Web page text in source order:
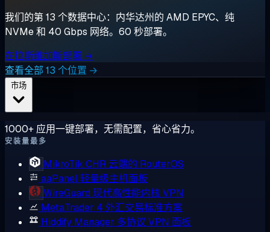
我们的第 13 个数据中心：内华达州的 AMD EPYC、纯
NVMe 和 40 Gbps 网络。60 秒部署。
在拉斯维加斯部署 →
查看全部 13 个位置 →
1000+ 应用一键部署，无需配置，省心省力。
安装量最多
MikroTik CHR 云端的 RouterOS
aaPanel轻量级主机面板
WireGuard 现代高性能内核 VPN
MetaTrader 4 外汇交易标准方案
Hiddify Manager 多协议 VPN 面板